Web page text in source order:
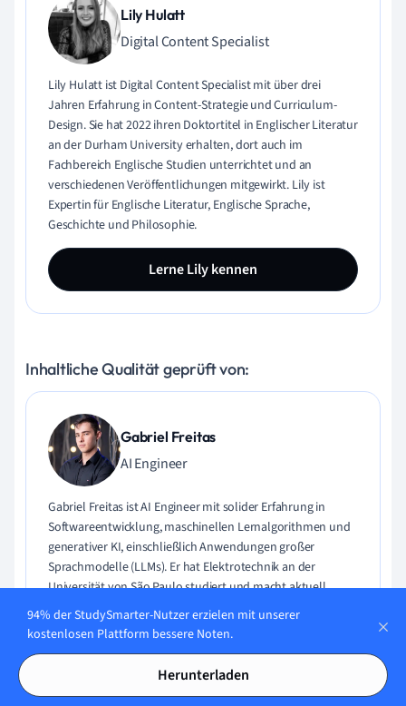
Lily Hulatt
Digital Content Specialist
Lily Hulatt ist Digital Content Specialist mit über drei
Jahren Erfahrung in Content-Strategie und Curriculum-
Design. Sie hat 2022 ihren Doktortitel in Englischer Literatur
an der Durham University erhalten, dort auch im
Fachbereich Englische Studien unterrichtet und an
verschiedenen Veröffentlichungen mitgewirkt. Lily ist
Expertin für Englische Literatur, Englische Sprache,
Geschichte und Philosophie.
Lerne Lily kennen
Inhaltliche Qualität geprüft von:
Gabriel Freitas
AI Engineer
Gabriel Freitas ist AI Engineer mit solider Erfahrung in
Softwareentwicklung, maschinellen Lernalgorithmen und
generativer KI, einschließlich Anwendungen großer
Sprachmodelle (LLMs). Er hat Elektrotechnik an der
Universität von São Paulo studiert und macht aktuell
seinen MSc in Computertechnik an der Universität von
Campinas mit Schwerpunkt auf maschinellem Lernen.
Engineering und hat an Projekten zu Computer Vision,
94% der StudySmarter-Nutzer erzielen mit unserer
kostenlosen Plattform bessere Noten.
Herunterladen